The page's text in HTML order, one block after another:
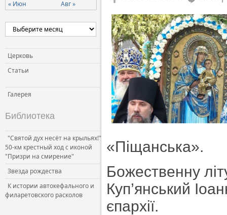
« Июн Авг »
Церковь
Статьи
Галерея
Библиотека
"Святой дух несёт на крыльях!"
50-км крестный ход с иконой
"Призри на смирение"
Звезда рождества
К истории автокефального и
филаретовского расколов
«Піщанська».
Божественну
Куп’янський
єпархії.